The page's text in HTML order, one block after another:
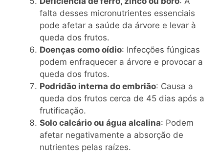
falta desses micronutrientes essenciais
pode afetar a saúde da árvore e levar à
queda dos frutos.
Doenças como oídio: Infecções fúngicas
podem enfraquecer a árvore e provocar a
queda dos frutos.
Podridão interna do embrião: Causa a
queda dos frutos cerca de 45 dias após a
frutificação.
Solo calcário ou água alcalina: Podem
afetar negativamente a absorção de
nutrientes pelas raízes.